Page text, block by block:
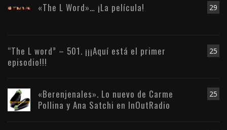
29
«The L Word»… ¡La película!
25
“The L word” – 501. ¡¡¡Aquí está el primer
episodio!!!
25
«Berenjenales». Lo nuevo de Carme
Pollina y Ana Satchi en InOutRadio